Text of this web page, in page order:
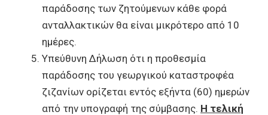
παράδοσης των ζητούμενων κάθε φορά
ανταλλακτικών θα είναι μικρότερο από 10
ημέρες.
Υπεύθυνη Δήλωση ότι η προθεσμία
παράδοσης του γεωργικού καταστροφέα
ζιζανίων ορίζεται εντός εξήντα (60) ημερών
από την υπογραφή της σύμβασης. Η τελική